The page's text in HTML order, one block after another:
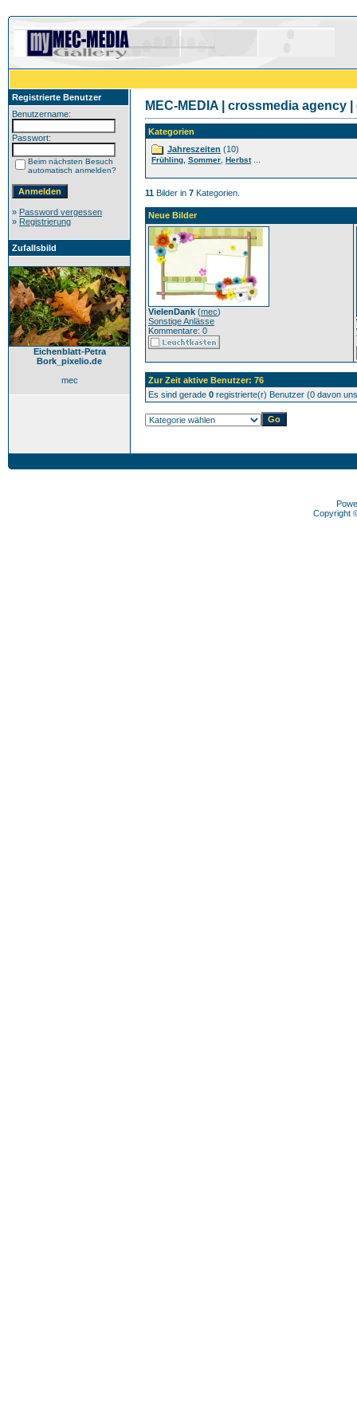
Registrierte Benutzer
Benutzername:
Passwort:
Beim nächsten Besuch
automatisch anmelden?
» Password vergessen
» Registrierung
Zufallsbild
Eichenblatt-Petra
Bork_pixelio.de
mec
MEC-MEDIA | crossmedia
Kategorien
Jahreszeiten (10)
Frühling Sommer Herbst...
11 Bilder in 7 Kategorien.
Neue Bilder
VielenDank (mec)
Sonstige Anlässe
Kommentare: 0
Zur Zeit aktive Benutzer: 76
Es sind gerade 0 registrierte(r) Benutzer (0 davon
Copyright